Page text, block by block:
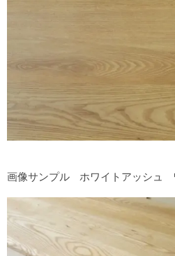
画像サンプル ホワイトアッシュ